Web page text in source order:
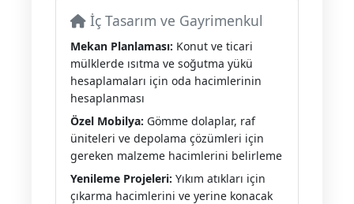
İç Tasarım ve Gayrimenkul
Mekan Planlaması: Konut ve ticari
mülklerde ısıtma ve soğutma yükü
hesaplamaları için oda hacimlerinin
hesaplanması
Özel Mobilya: Gömme dolaplar, raf
üniteleri ve depolama çözümleri için
gereken malzeme hacimlerini belirleme
Yenileme Projeleri: Yıkım atıkları için
çıkarma hacimlerini ve yerine konacak